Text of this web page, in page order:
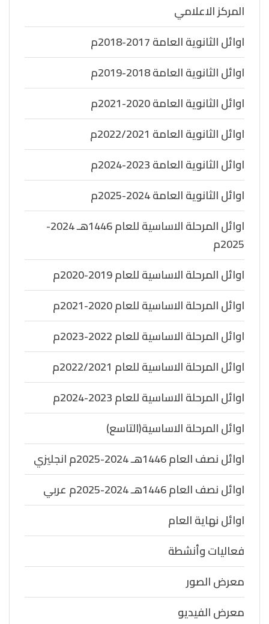
المركز الاعلامي
اوائل الثانوية العامة 2017-2018م
اوائل الثانوية العامة 2018-2019م
اوائل الثانوية العامة 2020-2021م
اوائل الثانوية العامة 2022/2021م
اوائل الثانوية العامة 2023-2024م
اوائل الثانوية العامة 2024-2025م
اوائل المرحلة الاساسية للعام 1446هـ 2024-
2025م
اوائل المرحلة الاساسية للعام 2019-2020م
اوائل المرحلة الاساسية للعام 2020-2021م
اوائل المرحلة الاساسية للعام 2022-2023م
اوائل المرحلة الاساسية للعام 2022/2021م
اوائل المرحلة الاساسية للعام 2023-2024م
اوائل المرحلة الاساسية(التاسع)
اوائل نصف العام 1446هـ 2024-2025م انجليزي
اوائل نصف العام 1446هـ 2024-2025م عربي
اوائل نهاية العام
فعاليات وأنشطة
معرض الصور
معرض الفيديو